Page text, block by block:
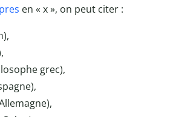
en « x », on peut citer :
grec),